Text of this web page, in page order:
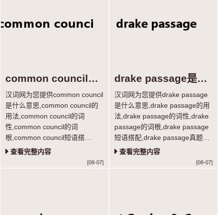
common council是
什么意思
汉词网为您提供common council
是什么意思,common council的
用法,common council的词
性,common council的词
根,common council短语搭
配,common council真题例句等
查看完整内容
[08-07]
drake passage是什
么意思
汉词网为您提供drake passage
是什么意思,drake passage的用
法,drake passage的词性,drake
passage的词根,drake passage
短语搭配,drake passage真题例
句等功能，学习单词超轻松。
查看完整内容
[08-07]